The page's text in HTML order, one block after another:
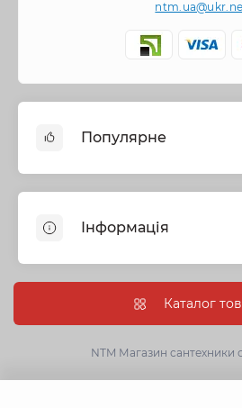
Популярне
Запірна арматура
Труби та фітинги
Насосне обладнання
Інформація
Інформація про доставку
Про нас
Умови угоди
Гарантії
Каталог
NTM Магазин сантехники